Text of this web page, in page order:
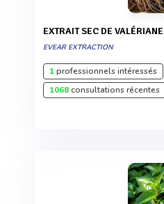
EXTRAIT SEC DE VALÉRIANE
EVEAR EXTRACTION
1professionnels intéressés
1068consultations récentes